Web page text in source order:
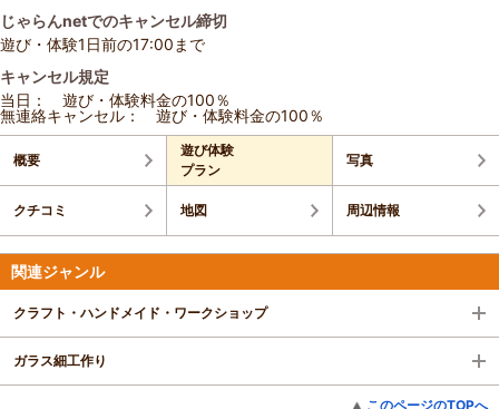
じゃらんnetでのキャンセル締切
遊び・体験1日前の17:00まで
キャンセル規定
当日： 遊び・体験料金の100％
無連絡キャンセル： 遊び・体験料金の100％
概要
遊び体験
プラン
写真
クチコミ 地図 周辺情報
関連ジャンル
クラフト・ハンドメイド・ワークショップ
ガラス細工作り
このページのTOPへ